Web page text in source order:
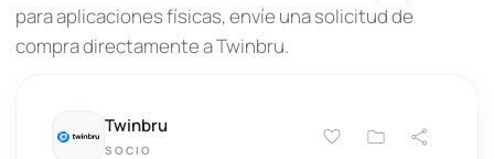
para aplicaciones físicas, envíe una solicitud de
compra directamente a Twinbru.
Twinbru
SOCIO